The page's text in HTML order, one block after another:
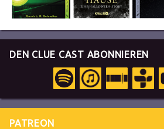
DEN CLUE CAST ABONNIEREN
PATREON